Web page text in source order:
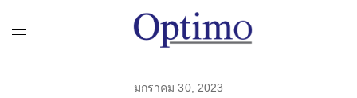
มกราคม 30, 2023